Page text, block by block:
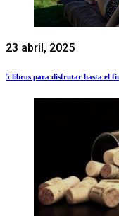
23 abril, 2025
5 libros para disfrutar hasta el